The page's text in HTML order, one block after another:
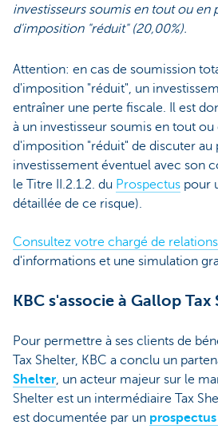
investisseurs soumis en tout ou en
d'imposition "réduit" (20,00%).
Attention: en cas de soumission
d'imposition "réduit", un
entraîner une perte fiscale. Il est
à un investisseur soumis en tout ou
d'imposition "réduit" de discuter au
investissement éventuel avec son
le Titre II.2.1.2. du Prospectus pour
détaillée de ce risque).
Consultez votre chargé de relations
d'informations et une simulation
KBC s'associe à Gallop Tax
Pour permettre à ses clients de
Tax Shelter, KBC a conclu un
Shelter, un acteur majeur sur le
Shelter est un intermédiaire Tax
est documentée par un prospectus